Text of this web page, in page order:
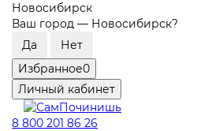
Новосибирск
Ваш город — Новосибирск?
Избранное0
Личный кабинет
8 800 201 86 26